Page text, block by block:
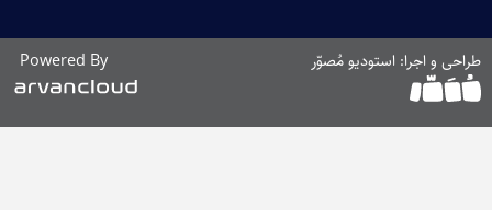
طراحی و اجرا: استودیو مُصوّر Powered By